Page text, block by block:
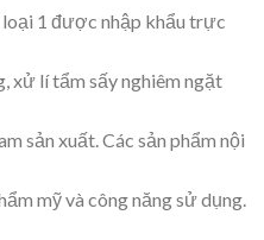
1 được nhập khẩu trực
xử lí tẩm sấy nghiêm ngặt
sản xuất. Các sản phẩm nội
mỹ và công năng sử dụng.